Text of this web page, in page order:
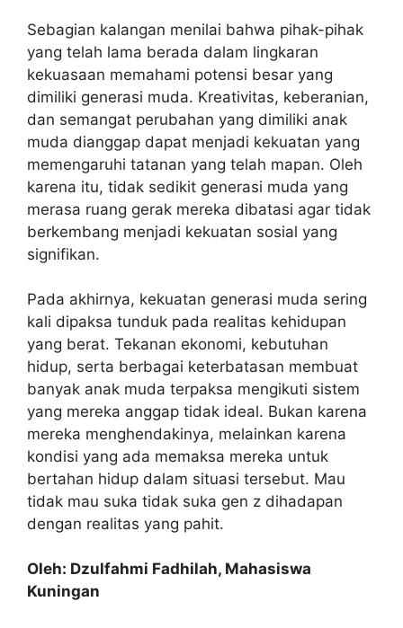
‎Sebagian kalangan menilai bahwa pihak-pihak
yang telah lama berada dalam lingkaran
kekuasaan memahami potensi besar yang
dimiliki generasi muda. Kreativitas, keberanian,
dan semangat perubahan yang dimiliki anak
muda dianggap dapat menjadi kekuatan yang
memengaruhi tatanan yang telah mapan. Oleh
karena itu, tidak sedikit generasi muda yang
merasa ruang gerak mereka dibatasi agar tidak
berkembang menjadi kekuatan sosial yang
signifikan.
‎Pada akhirnya, kekuatan generasi muda sering
kali dipaksa tunduk pada realitas kehidupan
yang berat. Tekanan ekonomi, kebutuhan
hidup, serta berbagai keterbatasan membuat
banyak anak muda terpaksa mengikuti sistem
yang mereka anggap tidak ideal. Bukan karena
mereka menghendakinya, melainkan karena
kondisi yang ada memaksa mereka untuk
bertahan hidup dalam situasi tersebut. Mau
tidak mau suka tidak suka gen z dihadapan
dengan realitas yang pahit.
Oleh: Dzulfahmi Fadhilah, Mahasiswa
Kuningan